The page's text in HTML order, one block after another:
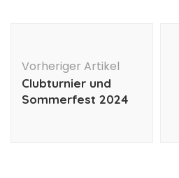
Vorheriger Artikel
Clubturnier und
Sommerfest 2024